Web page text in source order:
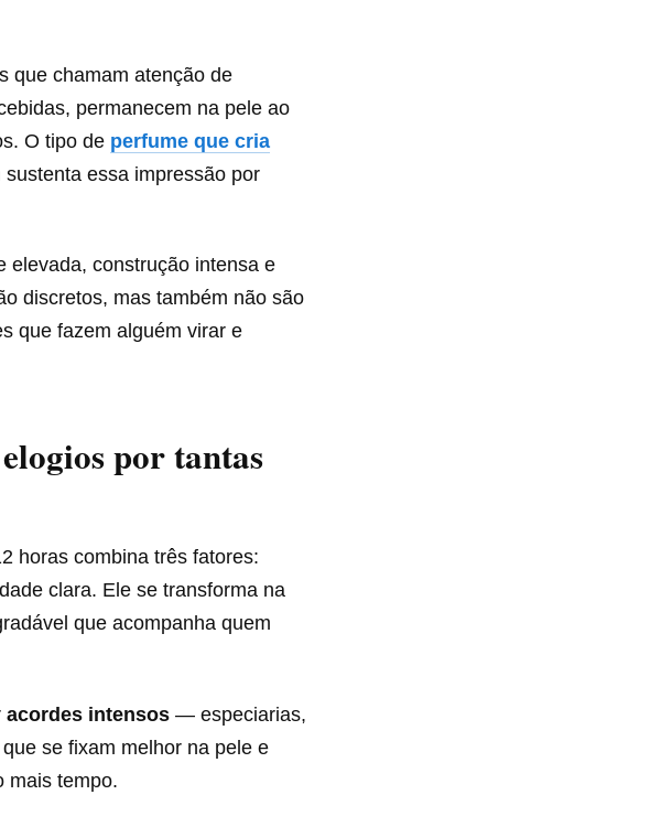
que chamam atenção de
permanecem na pele ao
O tipo de perfume que cria
essa impressão por
elevada, construção intensa e
discretos, mas também não são
que fazem alguém virar e
por tantas
horas combina três fatores:
clara. Ele se transforma na
que acompanha quem
acordes intensos — especiarias,
se fixam melhor na pele e
mais tempo.